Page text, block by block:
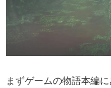
まずゲームの物語本編